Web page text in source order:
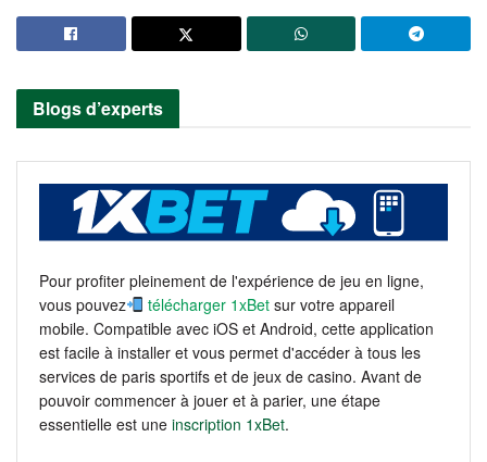
Blogs d’experts
Pour profiter pleinement de l'expérience de jeu en ligne,
vous pouvez
télécharger 1xBet sur votre appareil
mobile. Compatible avec iOS et Android, cette application
est facile à installer et vous permet d'accéder à tous les
services de paris sportifs et de jeux de casino. Avant de
pouvoir commencer à jouer et à parier, une étape
essentielle est une inscription 1xBet.